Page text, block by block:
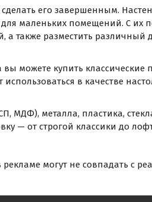
его завершенным.
маленьких помещений. С их
также разместить различный
можете купить
в качестве
МДФ), металла, пластика,
— от строгой классики до
могут не совпадать с